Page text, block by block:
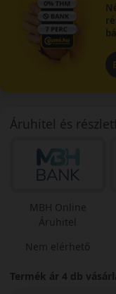
Áruhitel és
MBH Online
Áruhitel
Nem elérhető
Termék ár 4 db